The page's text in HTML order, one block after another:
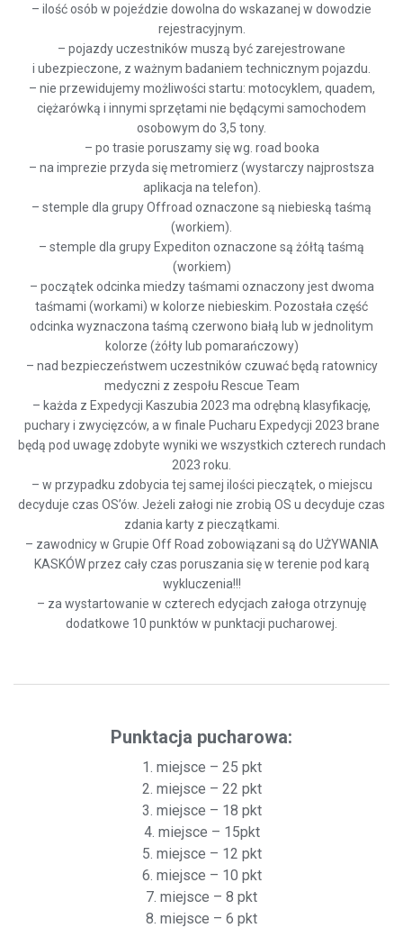
– ilość osób w pojeździe dowolna do wskazanej w dowodzie
rejestracyjnym.
– pojazdy uczestników muszą być zarejestrowane
i ubezpieczone, z ważnym badaniem technicznym pojazdu.
– nie przewidujemy możliwości startu: motocyklem, quadem,
ciężarówką i innymi sprzętami nie będącymi samochodem
osobowym do 3,5 tony.
– po trasie poruszamy się wg. road booka
– na imprezie przyda się metromierz (wystarczy najprostsza
aplikacja na telefon).
– stemple dla grupy Offroad oznaczone są niebieską taśmą
(workiem).
– stemple dla grupy Expediton oznaczone są żółtą taśmą
(workiem)
– początek odcinka miedzy taśmami oznaczony jest dwoma
taśmami (workami) w kolorze niebieskim. Pozostała część
odcinka wyznaczona taśmą czerwono białą lub w jednolitym
kolorze (żółty lub pomarańczowy)
– nad bezpieczeństwem uczestników czuwać będą ratownicy
medyczni z zespołu Rescue Team
– każda z Expedycji Kaszubia 2023 ma odrębną klasyfikację,
puchary i zwycięzców, a w finale Pucharu Expedycji 2023 brane
będą pod uwagę zdobyte wyniki we wszystkich czterech rundach
2023 roku.
– w przypadku zdobycia tej samej ilości pieczątek, o miejscu
decyduje czas OS’ów. Jeżeli załogi nie zrobią OS u decyduje czas
zdania karty z pieczątkami.
– zawodnicy w Grupie Off Road zobowiązani są do UŻYWANIA
KASKÓW przez cały czas poruszania się w terenie pod karą
wykluczenia!!!
– za wystartowanie w czterech edycjach załoga otrzynuję
dodatkowe 10 punktów w punktacji pucharowej.
Punktacja pucharowa:
1. miejsce – 25 pkt
2. miejsce – 22 pkt
3. miejsce – 18 pkt
4. miejsce – 15pkt
5. miejsce – 12 pkt
6. miejsce – 10 pkt
7. miejsce – 8 pkt
8. miejsce – 6 pkt